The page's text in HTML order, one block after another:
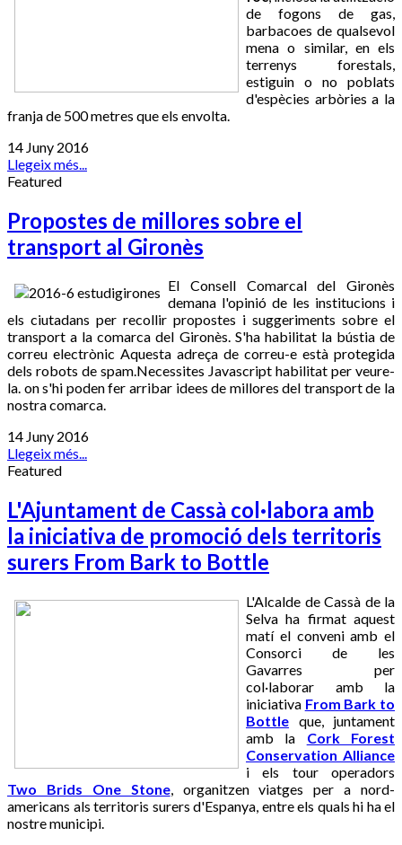
de fogons de gas,
barbacoes de qualsevol
mena o similar, en els
terrenys forestals,
estiguin o no poblats
d'espècies arbòries a la
franja de 500 metres que els envolta.
14 Juny 2016
Llegeix més...
Featured
Propostes de millores sobre el
transport al Gironès
El Consell Comarcal del Gironès
demana l'opinió de les institucions i
els ciutadans per recollir propostes i suggeriments sobre el
transport a la comarca del Gironès. S'ha habilitat la bústia de
correu electrònic Aquesta adreça de correu-e està protegida
dels robots de spam.Necessites Javascript habilitat per veure-
la. on s'hi poden fer arribar idees de millores del transport de la
nostra comarca.
14 Juny 2016
Llegeix més...
Featured
L'Ajuntament de Cassà col·labora amb
la iniciativa de promoció dels territoris
surers From Bark to Bottle
L'Alcalde de Cassà de la
Selva ha firmat aquest
matí el conveni amb el
Consorci de les
Gavarres per
col·laborar amb la
iniciativa From Bark to
Bottle que, juntament
amb la Cork Forest
Conservation Alliance
i els tour operadors
Two Brids One Stone, organitzen viatges per a nord-
americans als territoris surers d'Espanya, entre els quals hi ha el
nostre municipi.